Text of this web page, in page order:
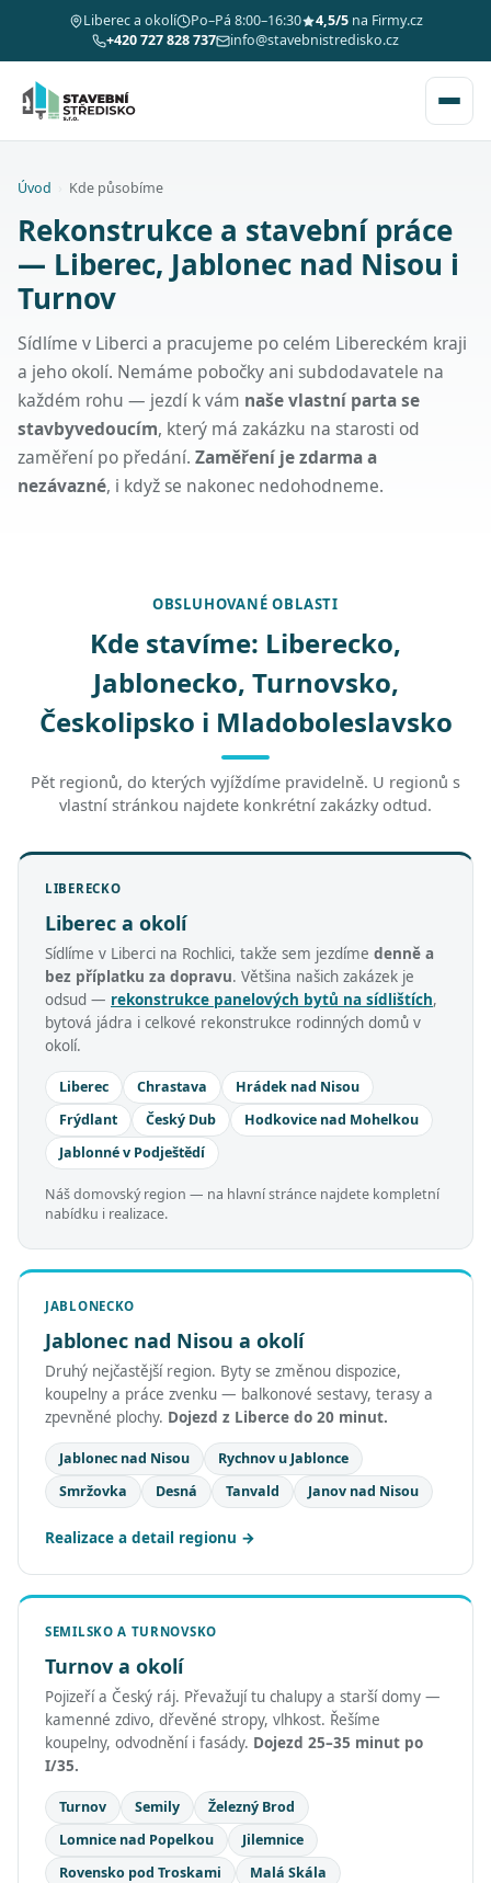
Liberec a okolí Po–Pá 8:00–16:30 4,5/5na Firmy.cz
+420 727 828 737
info@stavebnistredisko.cz
Úvod Kde působíme
Rekonstrukce a stavební práce
— Liberec, Jablonec nad Nisou i
Turnov
Sídlíme v Liberci a pracujeme po celém Libereckém kraji
a jeho okolí. Nemáme pobočky ani subdodavatele na
každém rohu — jezdí k vám naše vlastní parta se
stavbyvedoucím, který má zakázku na starosti od
zaměření po předání. Zaměření je zdarma a
nezávazné, i když se nakonec nedohodneme.
OBSLUHOVANÉ OBLASTI
Kde stavíme: Liberecko,
Jablonecko, Turnovsko,
Českolipsko i Mladoboleslavsko
Pět regionů, do kterých vyjíždíme pravidelně. U regionů s
vlastní stránkou najdete konkrétní zakázky odtud.
LIBERECKO
Liberec a okolí
Sídlíme v Liberci na Rochlici, takže sem jezdíme denně a
bez příplatku za dopravu. Většina našich zakázek je
odsud — rekonstrukce panelových bytů na sídlištích,
bytová jádra i celkové rekonstrukce rodinných domů v
okolí.
Liberec Chrastava
Hrádek nad Nisou
Frýdlant
Český Dub
Hodkovice nad Mohelkou
Jablonné v Podještědí
Náš domovský region — na hlavní stránce najdete kompletní
nabídku i realizace.
JABLONECKO
Jablonec nad Nisou a okolí
Druhý nejčastější region. Byty se změnou dispozice,
koupelny a práce zvenku — balkonové sestavy, terasy a
zpevněné plochy. Dojezd z Liberce do 20 minut.
Jablonec nad Nisou
Rychnov u Jablonce
Smržovka
Desná Tanvald Janov nad Nisou
Realizace a detail regionu
SEMILSKO A TURNOVSKO
Turnov a okolí
Pojizeří a Český ráj. Převažují tu chalupy a starší domy —
kamenné zdivo, dřevěné stropy, vlhkost. Řešíme
koupelny, odvodnění i fasády. Dojezd 25–35 minut po
I/35.
Turnov Semily
Železný Brod
Lomnice nad Popelkou
Jilemnice
Rovensko pod Troskami
Malá Skála